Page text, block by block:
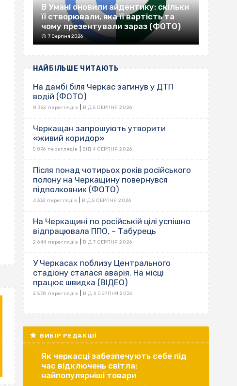
В Умані оновили айдентику: скільки
її створювали, яка її вартість та
чому презентували зараз (ФОТО)
7 Серпня 2026
НАЙБІЛЬШЕ ЧИТАЮТЬ
На дамбі біля Черкас загинув у ДТП
водій (ФОТО)
8 352 переглядів ВІД 5 СЕРПНЯ 2026
Черкащан запрошують утворити
«живий коридор»
5 896 переглядів ВІД 4 СЕРПНЯ 2026
Після понад чотирьох років російського
полону на Черкащину повернувся
підполковник (ФОТО)
4 333 переглядів ВІД 5 СЕРПНЯ 2026
На Черкащині по російській цілі успішно
відпрацювала ППО, – Табурець
2 644 переглядів ВІД 7 СЕРПНЯ 2026
У Черкасах поблизу Центрального
стадіону сталася аварія. На місці
працює швидка (ВІДЕО)
2 578 переглядів ВІД 4 СЕРПНЯ 2026
ВИБІР РЕДАКЦІЇ
Як черкасці забезпечують себе під
час відключень світла:
найпопулярніші товари